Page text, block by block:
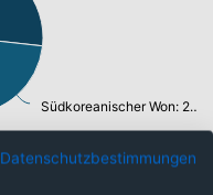
Südkoreanischer Won: 22,93%
Datenschutzbestimmungen